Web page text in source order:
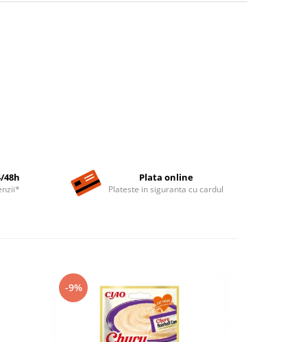
48h Plata online
Plateste in siguranta cu cardul
-9%